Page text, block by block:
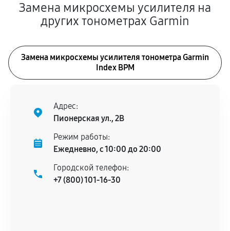
Замена микросхемы усилителя на
других тонометрах Garmin
Замена микросхемы усилителя тонометра Garmin
Index BPM
Адрес:
Пионерская ул., 2В
Режим работы:
Ежедневно, с 10:00 до 20:00
Городской телефон:
+7 (800) 101-16-30